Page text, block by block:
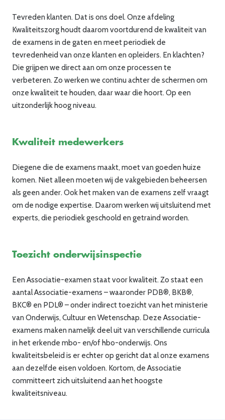
Tevreden klanten. Dat is ons doel. Onze afdeling
Kwaliteitszorg houdt daarom voortdurend de kwaliteit van
de examens in de gaten en meet periodiek de
tevredenheid van onze klanten en opleiders. En klachten?
Die grijpen we direct aan om onze processen te
verbeteren. Zo werken we continu achter de schermen om
onze kwaliteit te houden, daar waar die hoort. Op een
uitzonderlijk hoog niveau.
Kwaliteit medewerkers
Diegene die de examens maakt, moet van goeden huize
komen. Niet alleen moeten wij de vakgebieden beheersen
als geen ander. Ook het maken van de examens zelf vraagt
om de nodige expertise. Daarom werken wij uitsluitend met
experts, die periodiek geschoold en getraind worden.
Toezicht onderwijsinspectie
Een Associatie-examen staat voor kwaliteit. Zo staat een
aantal Associatie-examens – waaronder PDB®, BKB®,
BKC® en PDL® – onder indirect toezicht van het ministerie
van Onderwijs, Cultuur en Wetenschap. Deze Associatie-
examens maken namelijk deel uit van verschillende curricula
in het erkende mbo- en/of hbo-onderwijs. Ons
kwaliteitsbeleid is er echter op gericht dat al onze examens
aan dezelfde eisen voldoen. Kortom, de Associatie
committeert zich uitsluitend aan het hoogste
kwaliteitsniveau.